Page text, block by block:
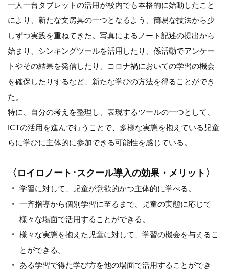
一人一台タブレットの活用が校内でも本格的に始動したこと
により、新たな文房具の一つとなるよう、簡易な技法から少
しずつ実践を重ねてきた。写真によるノート記述の提出から
始まり、シンキングツールを活用したり、係活動でアンケー
トやその結果を発信したり、コロナ禍においての学習の機会
を確保したりするなど、新たな学びの方法を得ることができ
た。
特に、自分の考えを整理し、表現するツールの一つとして、
ICTの活用を進んで行うことで、多様な実態を抱えている児童
らに学びに主体的に参加できる可能性を感じている。
〈ロイロノート･スクール導入の効果・メリット〉
学習に対して、児童が意欲的かつ主体的に学べる。
一斉指導から個別学習に至るまで、児童の実態に応じて
様々な場面で活用することができる。
様々な実態を抱えた児童に対して、学習の機会を与えるこ
とができる。
ある学習で得た学び方を他の場面で活用することができ